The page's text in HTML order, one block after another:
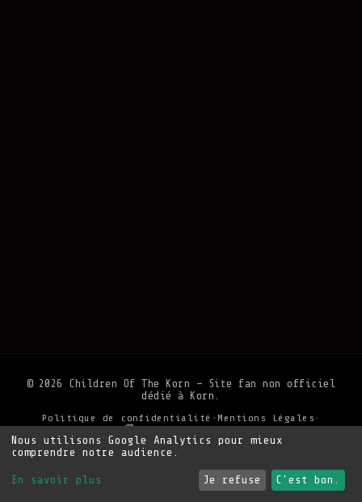
© 2026 Children Of The Korn — Site fan non officiel
dédié à Korn.
Politique de confidentialité • Mentions Légales •
Soutenir le site
Nous utilisons Google Analytics pour mieux
comprendre notre audience.
En savoir plus Je refuse C'est bon.